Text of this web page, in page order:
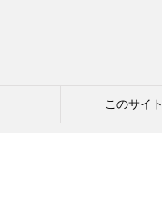
このサイト